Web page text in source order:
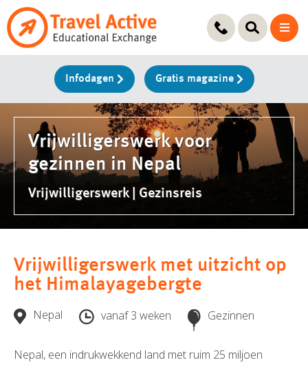
Ga
naar
Infodagen Gratis magazine
Vrijwilligerswerk voor
gezinnen in Nepal
Vrijwilligerswerk | Gezinsreis
Vrijwilligerswerk met uitzicht op
het Himalayagebergte
Nepal vanaf 3 weken Gezinnen
Nepal, een indrukwekkend land met ruim 25 miljoen